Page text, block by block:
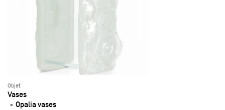
Objet
Vases
Opalia vases